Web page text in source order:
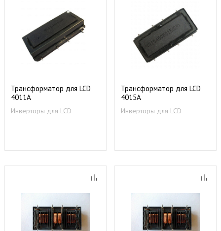
Трансформатор для LCD
4011A
Инверторы для LCD
Трансформатор для LCD
4015A
Инверторы для LCD